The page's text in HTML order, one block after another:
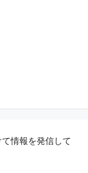
情報を発信して